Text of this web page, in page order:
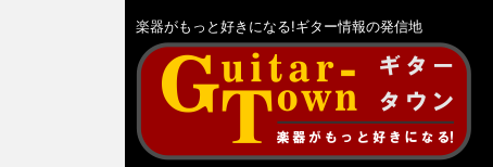
楽器がもっと好きになる!ギター情報の発信地